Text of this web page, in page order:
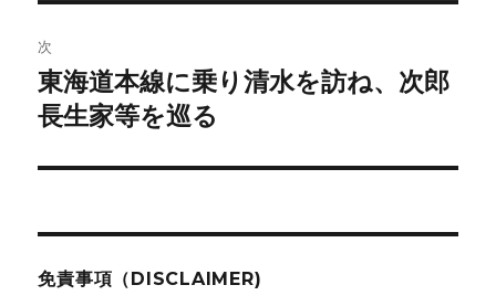
ビ
ゲ
ー
シ
ン
投
稿:
次
次
の
稿:
東海道本線に乗り清水を訪ね、次郎
長生家等を巡る
免責事項（DISCLAIMER)